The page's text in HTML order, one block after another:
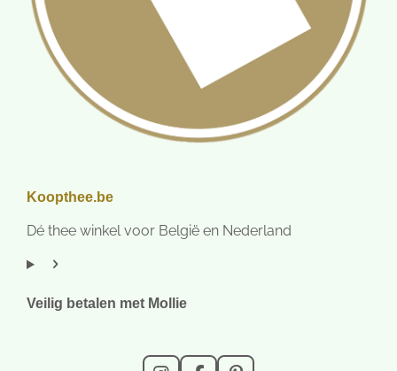
Koopthee.be
Dé thee winkel voor België en Nederland
Veilig betalen met Mollie